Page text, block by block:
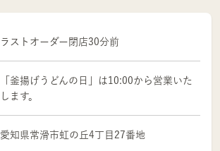
ラストオーダー閉店30分前
「釜揚げうどんの日」は10:00から営業いた
します。
愛知県常滑市虹の丘4丁目27番地